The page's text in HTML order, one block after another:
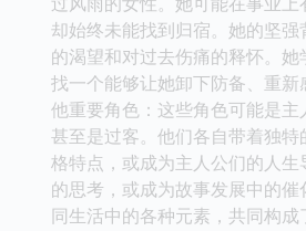
却始终未能找到归宿。她的坚
的渴望和对过去伤痛的释怀。
找一个能够让她卸下防备、重
他重要角色：这些角色可能是主
甚至是过客。他们各自带着独
格特点，或成为主人公们的人
的思考，或成为故事发展中的
同生活中的各种元素，共同构